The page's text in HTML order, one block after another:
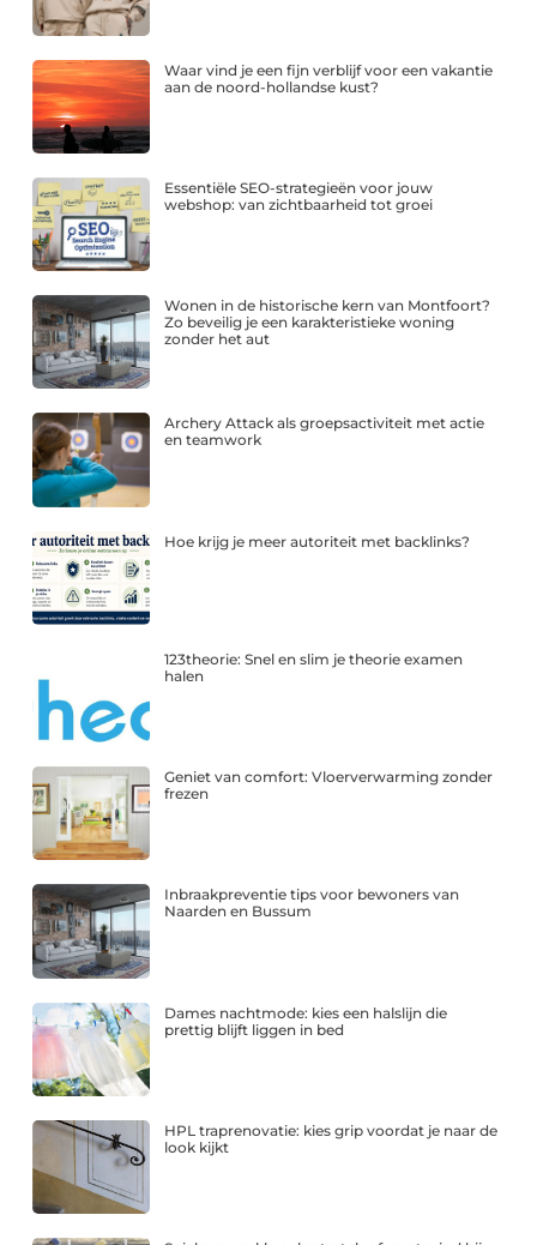
Waar vind je een fijn verblijf voor een vakantie
aan de noord-hollandse kust?
Essentiële SEO-strategieën voor jouw
webshop: van zichtbaarheid tot groei
Wonen in de historische kern van Montfoort?
Zo beveilig je een karakteristieke woning
zonder het aut
Archery Attack als groepsactiviteit met actie
en teamwork
Hoe krijg je meer autoriteit met backlinks?
123theorie: Snel en slim je theorie examen
halen
Geniet van comfort: Vloerverwarming zonder
frezen
Inbraakpreventie tips voor bewoners van
Naarden en Bussum
Dames nachtmode: kies een halslijn die
prettig blijft liggen in bed
HPL traprenovatie: kies grip voordat je naar de
look kijkt